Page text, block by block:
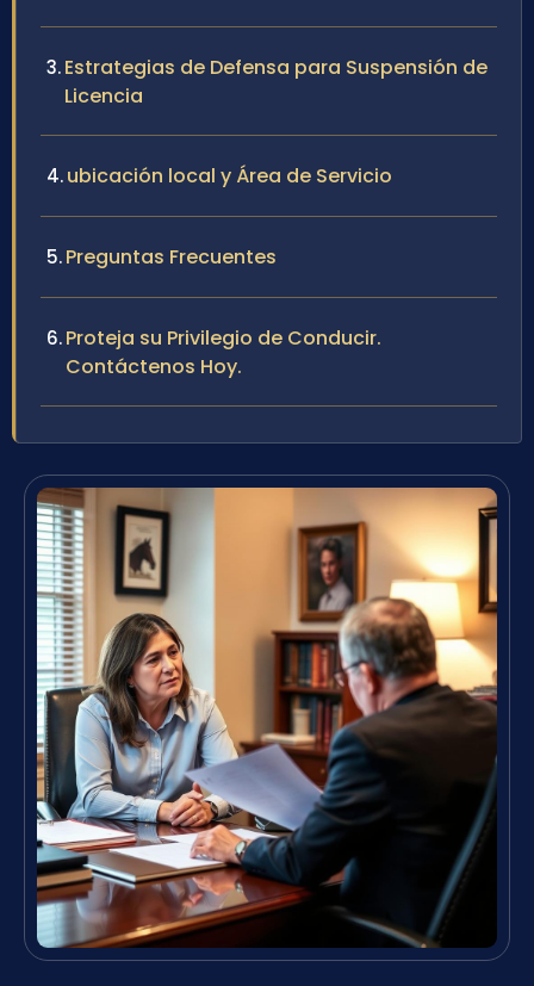
Estrategias de Defensa para Suspensión de
Licencia
ubicación local y Área de Servicio
Preguntas Frecuentes
Proteja su Privilegio de Conducir.
Contáctenos Hoy.